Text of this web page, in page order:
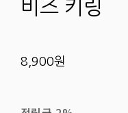
비즈 키링
8,900원